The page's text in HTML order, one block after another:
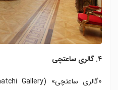
۴. گالری ساعتچی